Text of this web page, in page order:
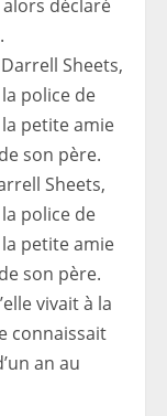
déclaré
Sheets,
police de
petite amie
son père.
vivait à la
connaissait
an au